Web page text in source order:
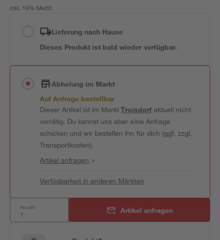
inkl. 19% MwSt.
Lieferung nach Hause
Dieses Produkt ist bald wieder verfügbar.
Abholung im Markt
Auf Anfrage bestellbar
Dieser Artikel ist im MarktTroisdorfaktuell nicht
vorrätig. Du kannst uns aber eine Anfrage
schicken und wir bestellen ihn für dich (ggf. zzgl.
Transportkosten).
Artikel anfragen >
Verfügbarkeit in anderen Märkten
Anzahl: Artikel anfragen